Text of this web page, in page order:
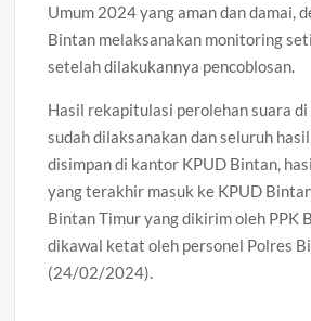
Progres 80 Persen, Pekerjaan
129 Terus Dikebut
Satresnarkoba Polresta Tanjungpinang
Ekspedisi Cegah Peredaran Narkoba
Satlantas Polres Bintan Tertibkan
Periksa Pajak Kendaraan, 30
Satresnarkoba Polres Bintan Ungkap
Umum 2024 yang aman dan damai,
Bintan melaksanakan monitoring
setelah dilakukannya pencoblosan.
Hasil rekapitulasi perolehan suara
sudah dilaksanakan dan seluruh
disimpan di kantor KPUD Bintan,
yang terakhir masuk ke KPUD
Bintan Timur yang dikirim oleh PPK
dikawal ketat oleh personel Polres
(24/02/2024).